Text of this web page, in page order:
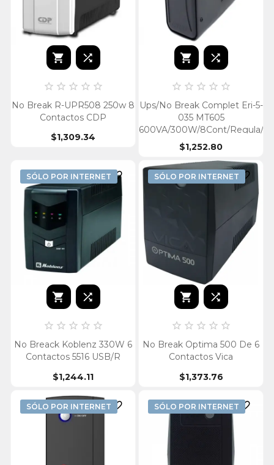
 
    
No Break R-UPR508 250w 8
Contactos CDP
$1,309.34
 
    
Ups/No Break Complet Eri-5-
035 MT605
600VA/300W/8Cont/Regula/
$1,252.80
SÓLO POR INTERNET 
 
    
No Breack Koblenz 330W 6
Contactos 5516 USB/R
$1,244.11
SÓLO POR INTERNET 
 
    
No Break Optima 500 De 6
Contactos Vica
$1,373.76
SÓLO POR INTERNET  SÓLO POR INTERNET 